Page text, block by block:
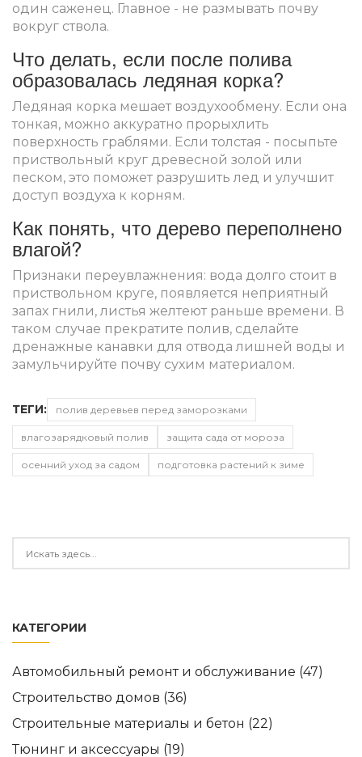
один саженец. Главное - не размывать почву
вокруг ствола.
Что делать, если после полива
образовалась ледяная корка?
Ледяная корка мешает воздухообмену. Если она
тонкая, можно аккуратно прорыхлить
поверхность граблями. Если толстая - посыпьте
приствольный круг древесной золой или
песком, это поможет разрушить лед и улучшит
доступ воздуха к корням.
Как понять, что дерево переполнено
влагой?
Признаки переувлажнения: вода долго стоит в
приствольном круге, появляется неприятный
запах гнили, листья желтеют раньше времени. В
таком случае прекратите полив, сделайте
дренажные канавки для отвода лишней воды и
замульчируйте почву сухим материалом.
ТЕГИ: полив деревьев перед заморозками
влагозарядковый полив защита сада от мороза
осенний уход за садом подготовка растений к зиме
КАТЕГОРИИ
Автомобильный ремонт и обслуживание (47)
Строительство домов (36)
Строительные материалы и бетон (22)
Тюнинг и аксессуары (19)